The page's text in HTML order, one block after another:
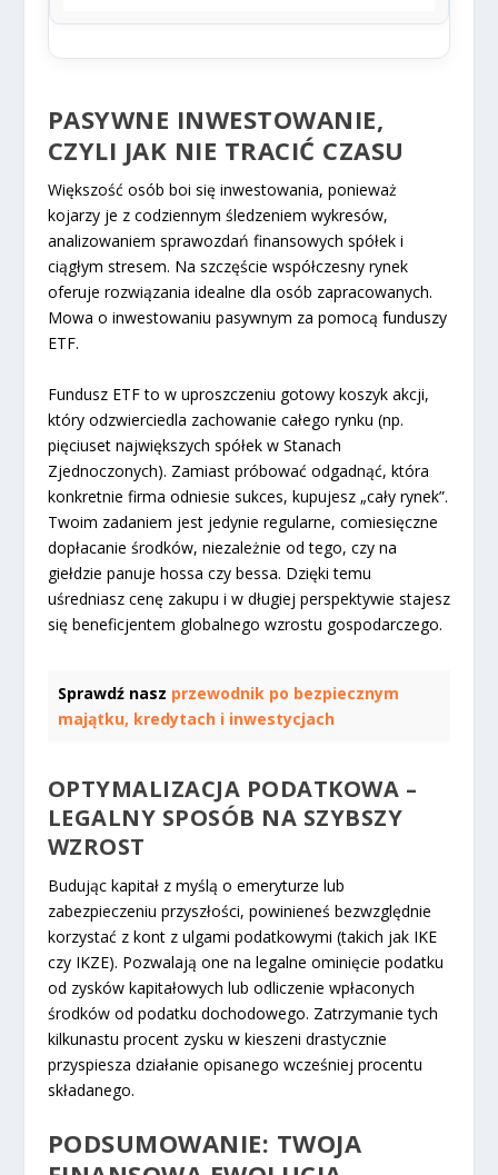
PASYWNE INWESTOWANIE,
CZYLI JAK NIE TRACIĆ CZASU
Większość osób boi się inwestowania, ponieważ
kojarzy je z codziennym śledzeniem wykresów,
analizowaniem sprawozdań finansowych spółek i
ciągłym stresem. Na szczęście współczesny rynek
oferuje rozwiązania idealne dla osób zapracowanych.
Mowa o inwestowaniu pasywnym za pomocą funduszy
ETF.
Fundusz ETF to w uproszczeniu gotowy koszyk akcji,
który odzwierciedla zachowanie całego rynku (np.
pięciuset największych spółek w Stanach
Zjednoczonych). Zamiast próbować odgadnąć, która
konkretnie firma odniesie sukces, kupujesz „cały rynek”.
Twoim zadaniem jest jedynie regularne, comiesięczne
dopłacanie środków, niezależnie od tego, czy na
giełdzie panuje hossa czy bessa. Dzięki temu
uśredniasz cenę zakupu i w długiej perspektywie stajesz
się beneficjentem globalnego wzrostu gospodarczego.
Sprawdź nasz przewodnik po bezpiecznym
majątku, kredytach i inwestycjach
OPTYMALIZACJA PODATKOWA –
LEGALNY SPOSÓB NA SZYBSZY
WZROST
Budując kapitał z myślą o emeryturze lub
zabezpieczeniu przyszłości, powinieneś bezwzględnie
korzystać z kont z ulgami podatkowymi (takich jak IKE
czy IKZE). Pozwalają one na legalne ominięcie podatku
od zysków kapitałowych lub odliczenie wpłaconych
środków od podatku dochodowego. Zatrzymanie tych
kilkunastu procent zysku w kieszeni drastycznie
przyspiesza działanie opisanego wcześniej procentu
składanego.
PODSUMOWANIE: TWOJA